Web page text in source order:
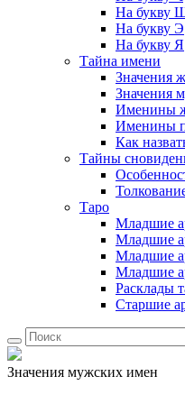
На букву
На букву Э
На букву Я
Тайна имени
Значения
Значения
Именины
Именины
Как
Тайны
Таро
Младшие
Младшие
Младшие
Младшие
Расклады
Старшие
Значения мужских имен